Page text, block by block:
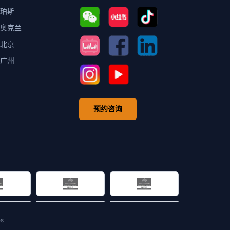
珀斯
奥克兰
北京
广州
预约咨询